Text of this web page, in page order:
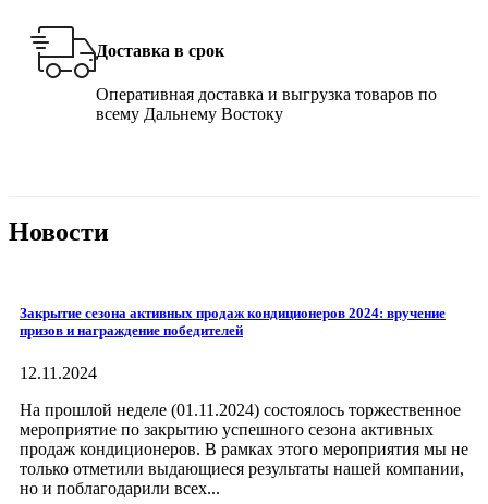
Доставка в срок
Оперативная доставка и выгрузка товаров по
всему Дальнему Востоку
Новости
Закрытие сезона активных продаж кондиционеров 2024: вручение
призов и награждение победителей
12.11.2024
На прошлой неделе (01.11.2024) состоялось торжественное
мероприятие по закрытию успешного сезона активных
продаж кондиционеров. В рамках этого мероприятия мы не
только отметили выдающиеся результаты нашей компании,
но и поблагодарили всех...